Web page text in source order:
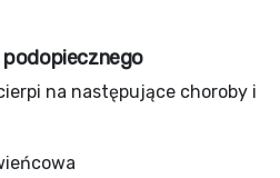
na następujące choroby i